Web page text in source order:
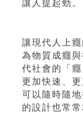
讓人提起勁。
讓現代人上
為物質成癮
代社會的「
更加快速、
可以隨時隨
的設計也常